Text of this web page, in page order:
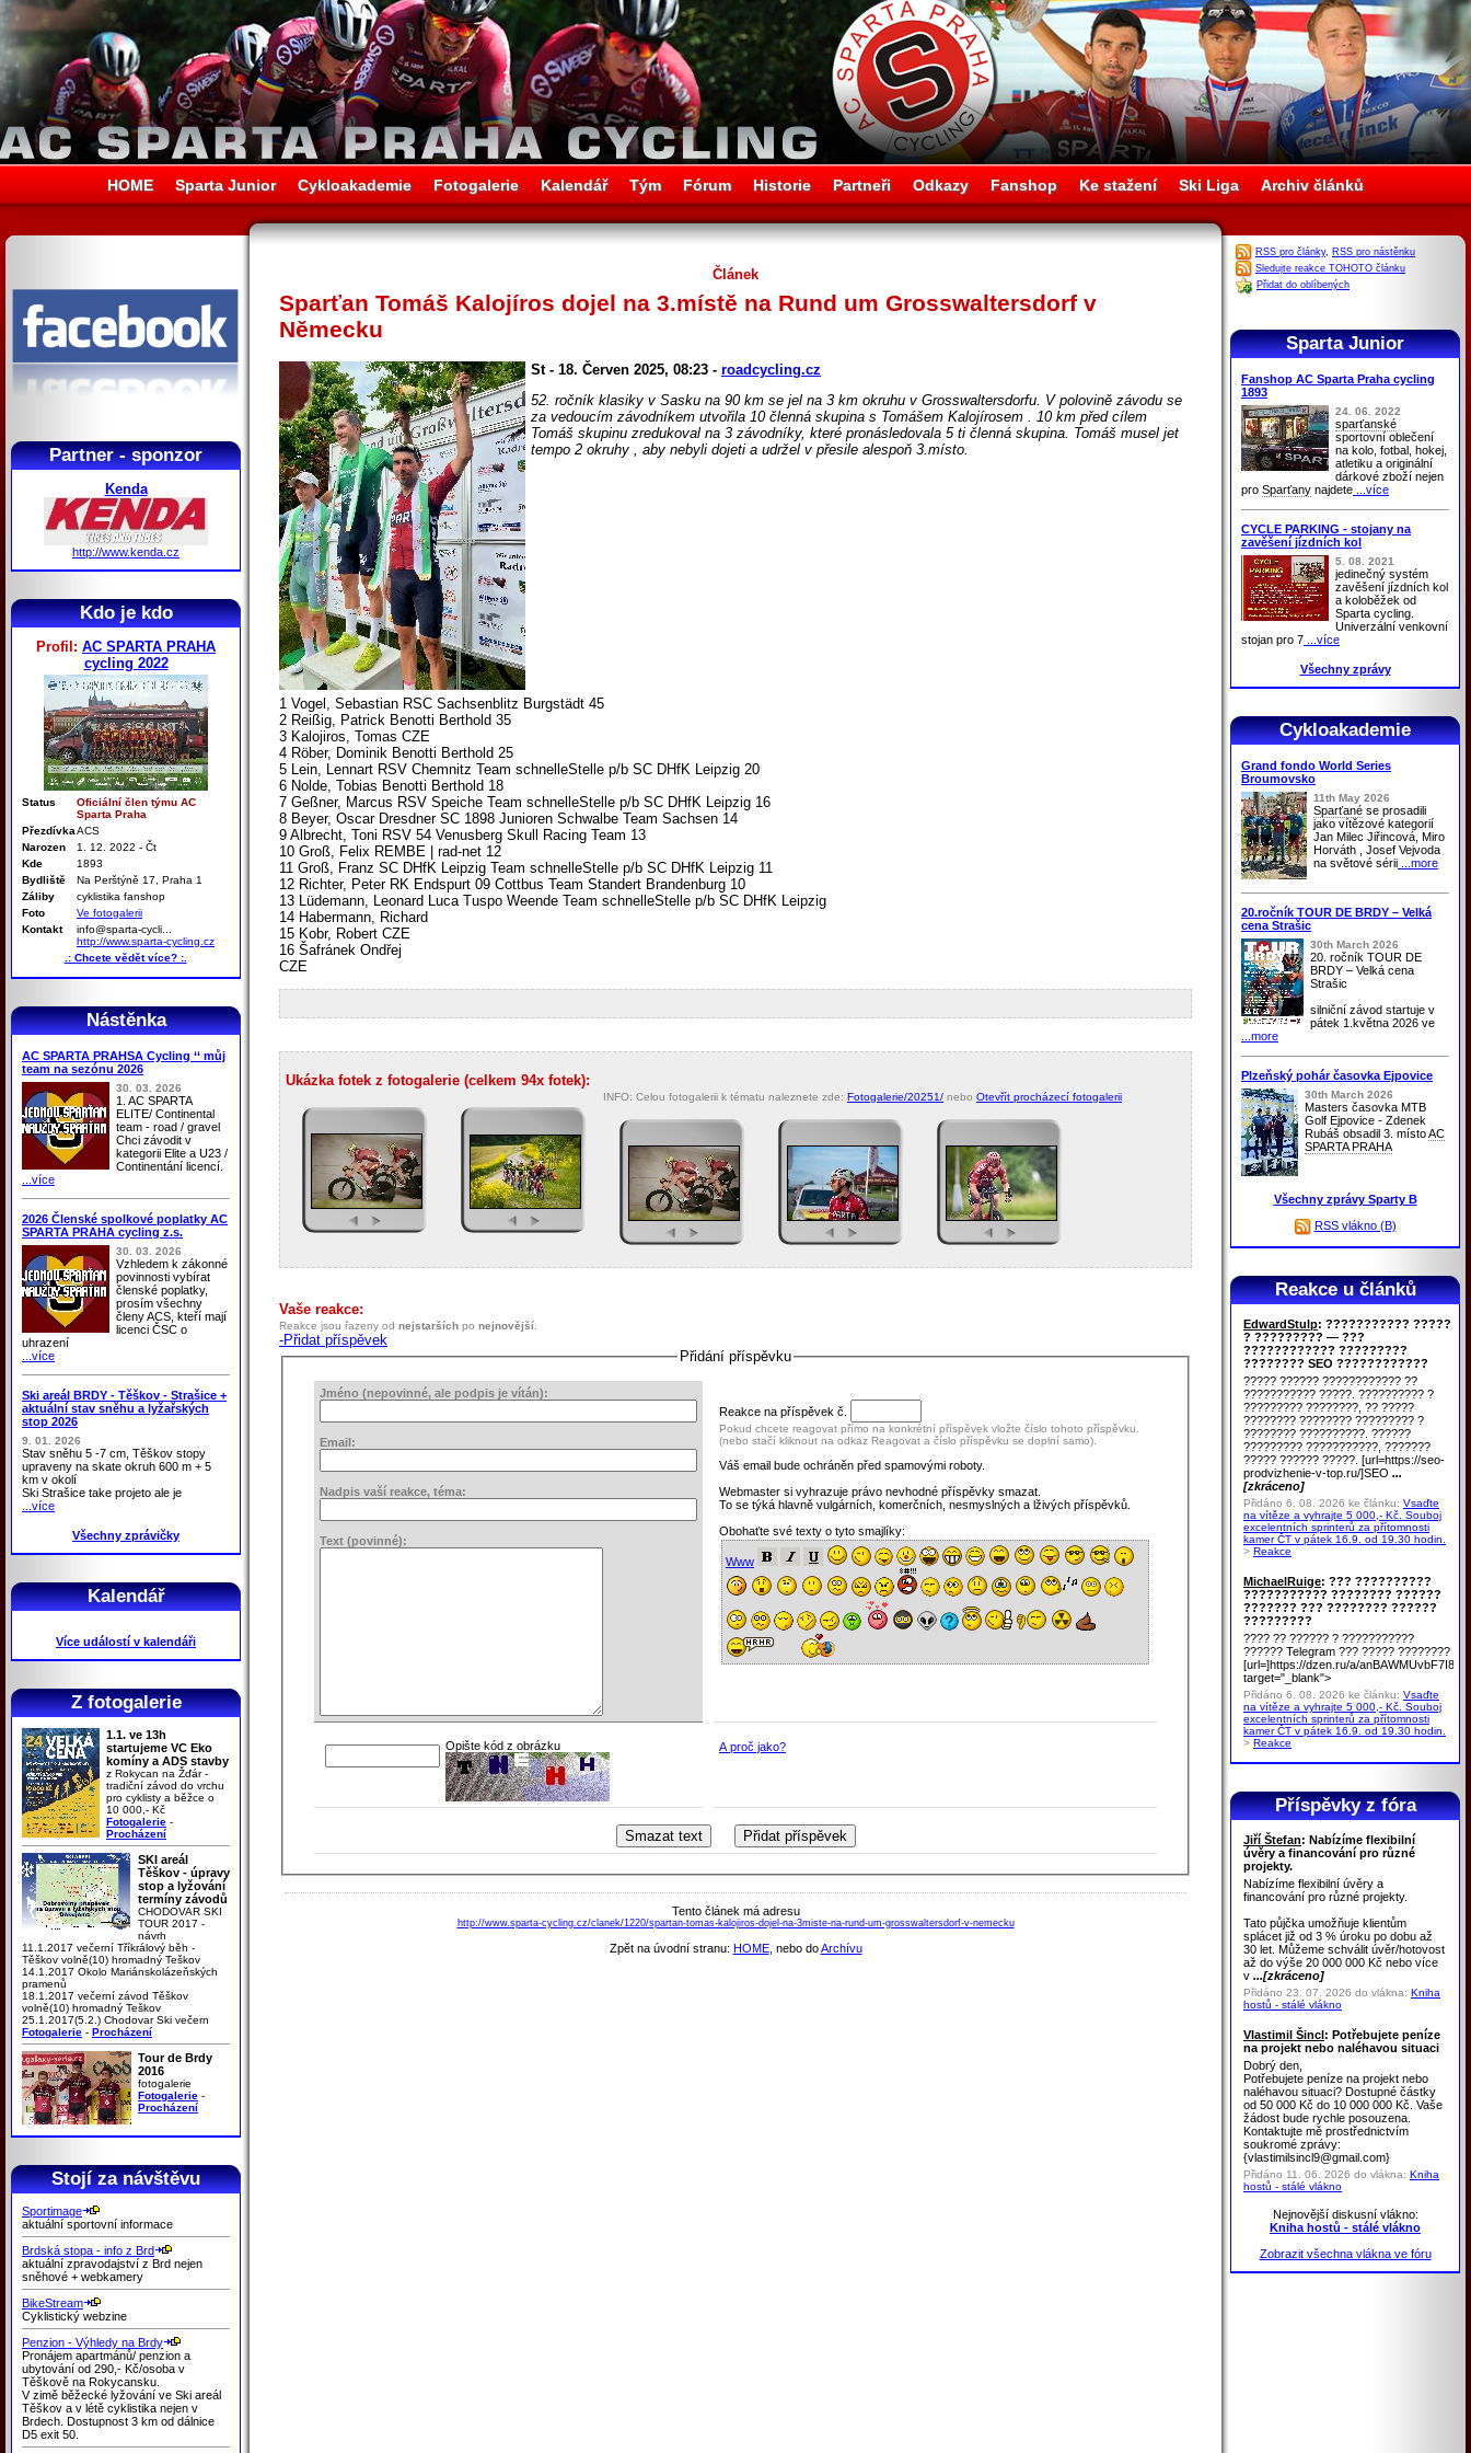
HOME Sparta Junior Cykloakademie Fotogalerie Kalendář Tým Fórum Historie Partneři Odkazy Fanshop Ke stažení Ski Liga Archiv článků
Partner - sponzor
Kenda
http://www.kenda.cz
Kdo je kdo
Profil: AC SPARTA PRAHA
cycling 2022
Status
Oficiální člen týmu AC
Sparta Praha
PřezdívkaACS
Narozen
1. 12. 2022 - Čt
Kde
1893
Bydliště
Na Perštýně 17, Praha 1
Záliby
cyklistika fanshop
Foto
Ve fotogalerii
Kontakt
info@sparta-cycli...
http://www.sparta-cycling.cz
.: Chcete vědět více? :.
Nástěnka
AC SPARTA PRAHSA Cycling ‘‘ můj
team na sezónu 2026
30. 03. 2026
1. AC SPARTA
ELITE/ Continental
team - road / gravel
Chci závodit v
kategorii Elite a U23 /
Continentání licencí.
...více
2026 Členské spolkové poplatky AC
SPARTA PRAHA cycling z.s.
30. 03. 2026
Vzhledem k zákonné
povinnosti vybírat
členské poplatky,
prosím všechny
členy ACS, kteří mají
licenci ČSC o
uhrazení
...více
Ski areál BRDY - Těškov - Strašice +
aktuální stav sněhu a lyžařských
stop 2026
9. 01. 2026
Stav sněhu 5 -7 cm, Těškov stopy
upraveny na skate okruh 600 m + 5
km v okolí
Ski Strašice take projeto ale je
...více
Všechny zprávičky
Kalendář
Více událostí v kalendáři
Z fotogalerie
1.1. ve 13h
startujeme VC Eko
komíny a ADS stavby
z Rokycan na Žďár -
tradiční závod do vrchu
pro cyklisty a běžce o
10 000,- Kč
Fotogalerie -
Procházení
SKI areál
Těškov - úpravy
stop a lyžování
termíny závodů
CHODOVAR SKI
TOUR 2017 -
návrh
11.1.2017 večerní Tříkrálový běh -
Těškov volně(10) hromadný Teškov
14.1.2017 Okolo Mariánskolázeňských
pramenů
18.1.2017 večerní závod Těškov
volně(10) hromadný Teškov
25.1.2017(5.2.) Chodovar Ski večern
Fotogalerie - Procházení
Tour de Brdy
2016
fotogalerie
Fotogalerie -
Procházení
Stojí za návštěvu
Sportimage
aktuální sportovní informace
Brdská stopa - info z Brd
aktuální zpravodajství z Brd nejen
sněhové + webkamery
BikeStream
Cyklistický webzine
Penzion - Výhledy na Brdy
Pronájem apartmánů/ penzion a
ubytování od 290,- Kč/osoba v
Těškově na Rokycansku.
V zimě běžecké lyžování ve Ski areál
Těškov a v létě cyklistika nejen v
Brdech. Dostupnost 3 km od dálnice
D5 exit 50.
Článek
Sparťan Tomáš Kalojíros dojel na 3.místě na Rund um Grosswaltersdorf v
Německu
St - 18. Červen 2025, 08:23 - roadcycling.cz
52. ročník klasiky v Sasku na 90 km se jel na 3 km okruhu v Grosswaltersdorfu. V polovině závodu se
za vedoucím závodníkem utvořila 10 členná skupina s Tomášem Kalojírosem . 10 km před cílem
Tomáš skupinu zredukoval na 3 závodníky, které pronásledovala 5 ti členná skupina. Tomáš musel jet
tempo 2 okruhy , aby nebyli dojeti a udržel v přesile alespoň 3.místo.
1 Vogel, Sebastian RSC Sachsenblitz Burgstädt 45
2 Reißig, Patrick Benotti Berthold 35
3 Kalojiros, Tomas CZE
4 Röber, Dominik Benotti Berthold 25
5 Lein, Lennart RSV Chemnitz Team schnelleStelle p/b SC DHfK Leipzig 20
6 Nolde, Tobias Benotti Berthold 18
7 Geßner, Marcus RSV Speiche Team schnelleStelle p/b SC DHfK Leipzig 16
8 Beyer, Oscar Dresdner SC 1898 Junioren Schwalbe Team Sachsen 14
9 Albrecht, Toni RSV 54 Venusberg Skull Racing Team 13
10 Groß, Felix REMBE | rad-net 12
11 Groß, Franz SC DHfK Leipzig Team schnelleStelle p/b SC DHfK Leipzig 11
12 Richter, Peter RK Endspurt 09 Cottbus Team Standert Brandenburg 10
13 Lüdemann, Leonard Luca Tuspo Weende Team schnelleStelle p/b SC DHfK Leipzig
14 Habermann, Richard
15 Kobr, Robert CZE
16 Šafránek Ondřej
CZE
Ukázka fotek z fotogalerie (celkem 94x fotek):
INFO: Celou fotogalerii k tématu naleznete zde: Fotogalerie/20251/ nebo Otevřít procházecí fotogalerii
Vaše reakce:
Reakce jsou řazeny od nejstarších po nejnovější.
-Přidat příspěvek
Přidání příspěvku
Jméno (nepovinné, ale podpis je vítán):
Email:
Nadpis vaší reakce, téma:
Text (povinné):
Reakce na příspěvek č.
Pokud chcete reagovat přímo na konkrétní příspěvek vložte číslo tohoto příspěvku.
(nebo stačí kliknout na odkaz Reagovat a číslo příspěvku se doplní samo).
Váš email bude ochráněn před spamovými roboty.
Webmaster si vyhrazuje právo nevhodné příspěvky smazat.
To se týká hlavně vulgárních, komerčních, nesmyslných a lživých příspěvků.
Obohaťte své texty o tyto smajlíky:
Www
Opište kód z obrázku A proč jako?
Tento článek má adresu
http://www.sparta-cycling.cz/clanek/1220/spartan-tomas-kalojiros-dojel-na-3miste-na-rund-um-grosswaltersdorf-v-nemecku
Zpět na úvodní stranu: HOME, nebo doArchívu
RSS pro články, RSS pro nástěnku
Sledujte reakce TOHOTO článku
Přidat do oblíbených
Sparta Junior
Fanshop AC Sparta Praha cycling
1893
24. 06. 2022
sparťanské
sportovní oblečení
na kolo, fotbal, hokej,
atletiku a originální
dárkové zboží nejen
pro Sparťany najdete ...více
CYCLE PARKING - stojany na
zavěšení jízdních kol
5. 08. 2021
jedinečný systém
zavěšení jízdních kol
a koloběžek od
Sparta cycling.
Univerzální venkovní
stojan pro 7 ...více
Všechny zprávy
Cykloakademie
Grand fondo World Series
Broumovsko
11th May 2026
Sparťané se prosadili
jako vítězové kategorií
Jan Milec Jiřincová, Miro
Horváth , Josef Vejvoda
na světové sérii ...more
20.ročník TOUR DE BRDY – Velká
cena Strašic
30th March 2026
20. ročník TOUR DE
BRDY – Velká cena
Strašic
silniční závod startuje v
pátek 1.května 2026 ve
...more
Plzeňský pohár časovka Ejpovice
30th March 2026
Masters časovka MTB
Golf Ejpovice - Zdenek
Rubáš obsadil 3. místoAC
SPARTA PRAHA
Všechny zprávy Sparty B
RSS vlákno (B)
Reakce u článků
EdwardStulp: ??????????? ?????
? ????????? — ???
???????????? ?????????
???????? SEO ????????????
????? ?????? ???????????? ??
??????????? ?????. ?????????? ?
????????? ????????, ?? ?????
???????? ???????? ????????? ?
???????? ??????????. ??????
????????? ???????????, ???????
????? ?????? ?????. [url=https://seo-
prodvizhenie-v-top.ru/]SEO ...
[zkráceno]
Přidáno 6. 08. 2026 ke článku: Vsaďte
na vítěze a vyhrajte 5 000,- Kč. Souboj
excelentních sprinterů za přítomnosti
kamer ČT v pátek 16.9. od 19.30 hodin.
> Reakce
MichaelRuige: ??? ??????????
??????????? ???????? ??????
??????? ??? ???????? ??????
?????????
???? ?? ?????? ? ???????????
?????? Telegram ??? ????? ????????
[url=]https://dzen.ru/a/
target="_blank">
Přidáno 6. 08. 2026 ke článku: Vsaďte
na vítěze a vyhrajte 5 000,- Kč. Souboj
excelentních sprinterů za přítomnosti
kamer ČT v pátek 16.9. od 19.30 hodin.
> Reakce
Příspěvky z fóra
Jiří Štefan: Nabízíme flexibilní
úvěry a financování pro různé
projekty.
Nabízíme flexibilní úvěry a
financování pro různé projekty.
Tato půjčka umožňuje klientům
splácet již od 3 % úroku po dobu až
30 let. Můžeme schválit úvěr/hotovost
až do výše 20 000 000 Kč nebo více
v ...[zkráceno]
Přidáno 23. 07. 2026 do vlákna: Kniha
hostů - stálé vlákno
Vlastimil Šincl: Potřebujete peníze
na projekt nebo naléhavou situaci
Dobrý den,
Potřebujete peníze na projekt nebo
naléhavou situaci? Dostupné částky
od 50 000 Kč do 10 000 000 Kč. Vaše
žádost bude rychle posouzena.
Kontaktujte mě prostřednictvím
soukromé zprávy:
{vlastimilsincl9@gmail.com}
Přidáno 11. 06. 2026 do vlákna: Kniha
hostů - stálé vlákno
Nejnovější diskusní vlákno:
Kniha hostů - stálé vlákno
Zobrazit všechna vlákna ve fóru